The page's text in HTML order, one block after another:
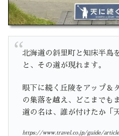
北海道の斜里町と知床半島
と、その道が現れます。
眼下に続く丘陵をアップ＆
の集落を越え、どこまでも
道の名は、誰が付けたか「
https://www.travel.co.jp/guide/